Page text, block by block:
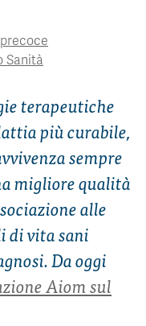
Sanità
terapeutiche
più curabile,
sempre
migliore qualità
alle
di vita sani
Da oggi
Aiom sul